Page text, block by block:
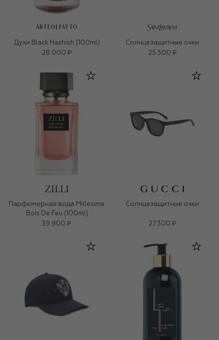
ARTEOLFATTO
Духи Black Hashish (100ml)
28 000 ₽
Солнцезащитные очки
25 500 ₽
Парфюмерная вода Millesime
Bois De Feu (100ml)
39 900 ₽
Солнцезащитные очки
27 300 ₽